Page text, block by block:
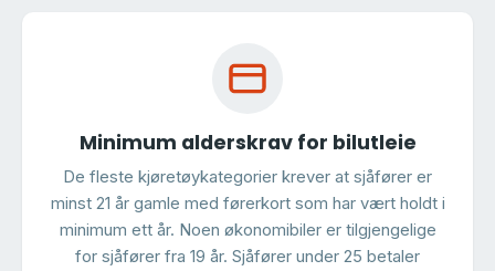
Minimum alderskrav for bilutleie
De fleste kjøretøykategorier krever at sjåfører er
minst 21 år gamle med førerkort som har vært holdt i
minimum ett år. Noen økonomibiler er tilgjengelige
for sjåfører fra 19 år. Sjåfører under 25 betaler